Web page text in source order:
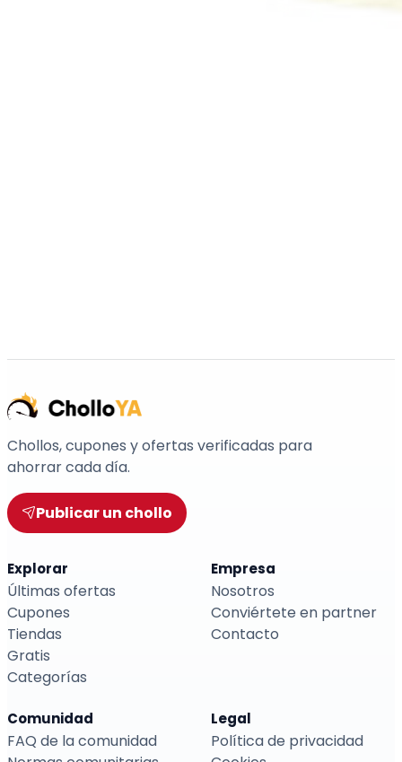
Chollos, cupones y ofertas verificadas para
ahorrar cada día.
Publicar un chollo
Explorar
Últimas ofertas
Cupones
Tiendas
Gratis
Categorías
Empresa
Nosotros
Conviértete en partner
Contacto
Comunidad
FAQ de la comunidad
Legal
Política de privacidad